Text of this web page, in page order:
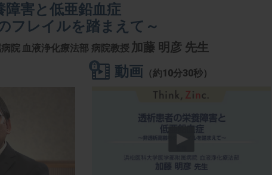
障害と低亜鉛血症
フレイルを踏まえて～
院 血液浄化療法部 病院教授 加藤 明彦 先生
動画 （約10分30秒）